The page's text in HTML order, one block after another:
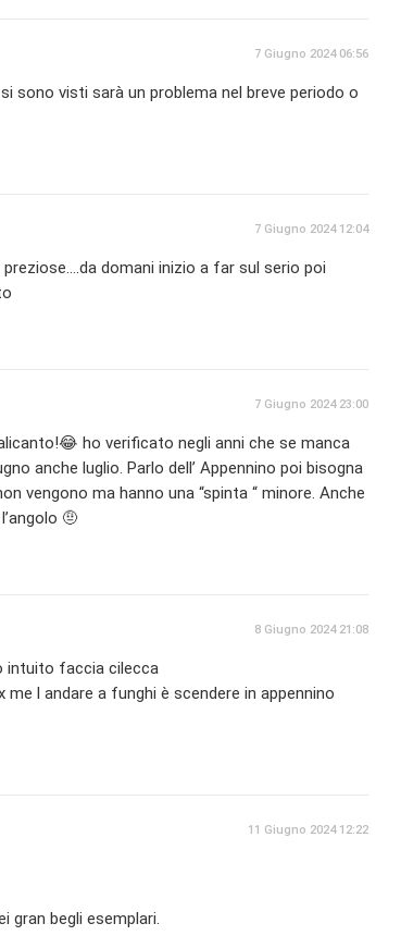
7 Giugno 2024 06:56
sono visti sarà un problema nel breve periodo o
7 Giugno 2024 12:04
domani inizio a far sul serio poi
7 Giugno 2024 23:00
ho verificato negli anni che se manca
anche luglio. Parlo dell’ Appennino poi bisogna
vengono ma hanno una “spinta “ minore. Anche
🤨
8 Giugno 2024 21:08
intuito faccia cilecca
l andare a funghi è scendere in appennino
11 Giugno 2024 12:22
gran begli esemplari.